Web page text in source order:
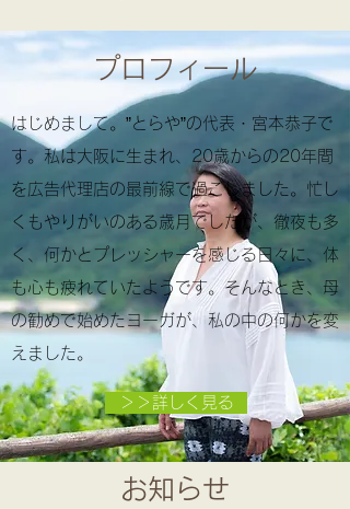
​プロフィール
はじめまして。”とらや”の代表・宮本恭子で
す。私は大阪に生まれ、20歳からの20年間
を広告代理店の最前線で過ごしました。忙し
くもやりがいのある歳月でしたが、徹夜も多
く、何かとプレッシャーを感じる日々に、体
も心も疲れていたようです。そんなとき、母
の勧めで始めたヨーガが、私の中の何かを変
えました。
＞＞詳しく見る
お知らせ